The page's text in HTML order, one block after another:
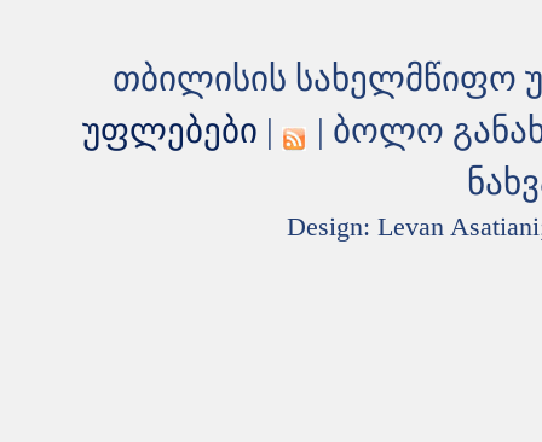
თბილისის სახელმწიფო
უფლებები |
| ბოლო
Design: Levan